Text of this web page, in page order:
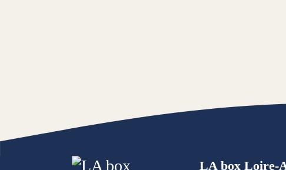
LA box Loire-